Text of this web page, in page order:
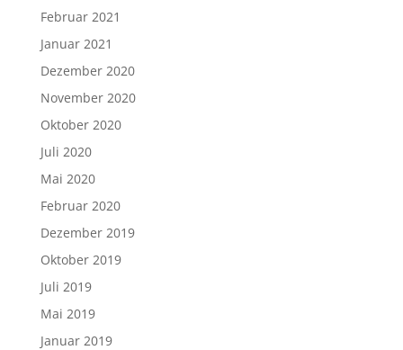
Februar 2021
Januar 2021
Dezember 2020
November 2020
Oktober 2020
Juli 2020
Mai 2020
Februar 2020
Dezember 2019
Oktober 2019
Juli 2019
Mai 2019
Januar 2019